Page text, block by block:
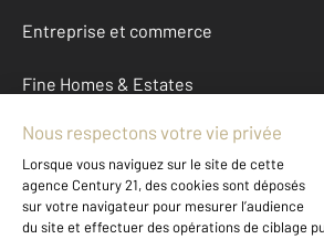
Entreprise et commerce
Fine Homes & Estates
À propos
International